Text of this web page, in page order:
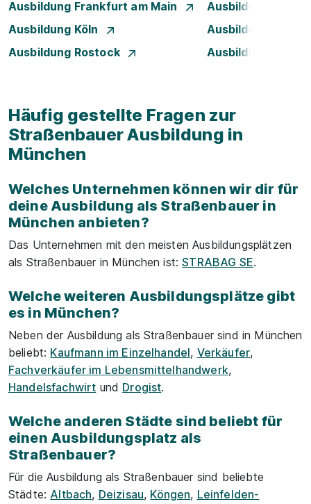
Ausbildung Frankfurt am Main
Ausbildung
Ausbildung Köln
Ausbildung
Ausbildung Rostock
Ausbildung
Häufig gestellte Fragen zur
Straßenbauer Ausbildung in
München
Welches Unternehmen können wir dir für
deine Ausbildung als Straßenbauer in
München anbieten?
Das Unternehmen mit den meisten Ausbildungsplätzen
als Straßenbauer in München ist:STRABAG SE.
Welche weiteren Ausbildungsplätze gibt
es in München?
Neben der Ausbildung als Straßenbauer sind in München
beliebt: Kaufmann im Einzelhandel, Verkäufer,
Fachverkäufer im Lebensmittelhandwerk,
Handelsfachwirt und Drogist.
Welche anderen Städte sind beliebt für
einen Ausbildungsplatz als
Straßenbauer?
Für die Ausbildung als Straßenbauer sind beliebte
Städte: Altbach, Deizisau, Köngen, Leinfelden-